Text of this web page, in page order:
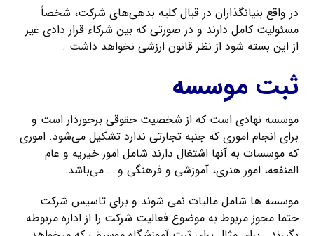
در واقع بنیانگذاران در قبال کلیه بدهی‌های شرکت، شخصاً
مسئولیت کامل دارند و در صورتی که بین شرکاء قرار دادی غیر
از این بسته شود از نظر قانون ارزشی نخواهد داشت .
ثبت موسسه
موسسه نهادی است که از شخصیت حقوقی برخوردار است و
برای انجام اموری که جنبه تجارتی ندارد تشکیل می‌شود. اموری
که موسسات به آنها اشتغال دارند شامل امور خیریه و عام
المنفعه، امور هنری، آموزشی و فرهنگی و … می‌باشد.
موسسه ها شامل مالیات نمی شوند و برای تاسیس شرکت
حتما مجوز مربوط به موضوع فعالیت شرکت را از اداره مربوطه